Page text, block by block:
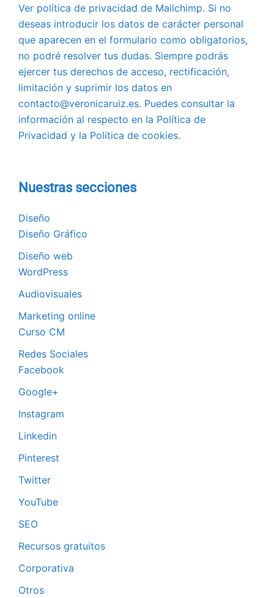
Ver política de privacidad de Mailchimp. Si no
deseas introducir los datos de carácter personal
que aparecen en el formulario como obligatorios,
no podré resolver tus dudas. Siempre podrás
ejercer tus derechos de acceso, rectificación,
limitación y suprimir los datos en
contacto@veronicaruiz.es. Puedes consultar la
información al respecto en la Política de
Privacidad y la Política de cookies.
Nuestras secciones
Diseño
Diseño Gráfico
Diseño web
WordPress
Audiovisuales
Marketing online
Curso CM
Redes Sociales
Facebook
Google+
Instagram
Linkedin
Pinterest
Twitter
YouTube
SEO
Recursos gratuitos
Corporativa
Otros